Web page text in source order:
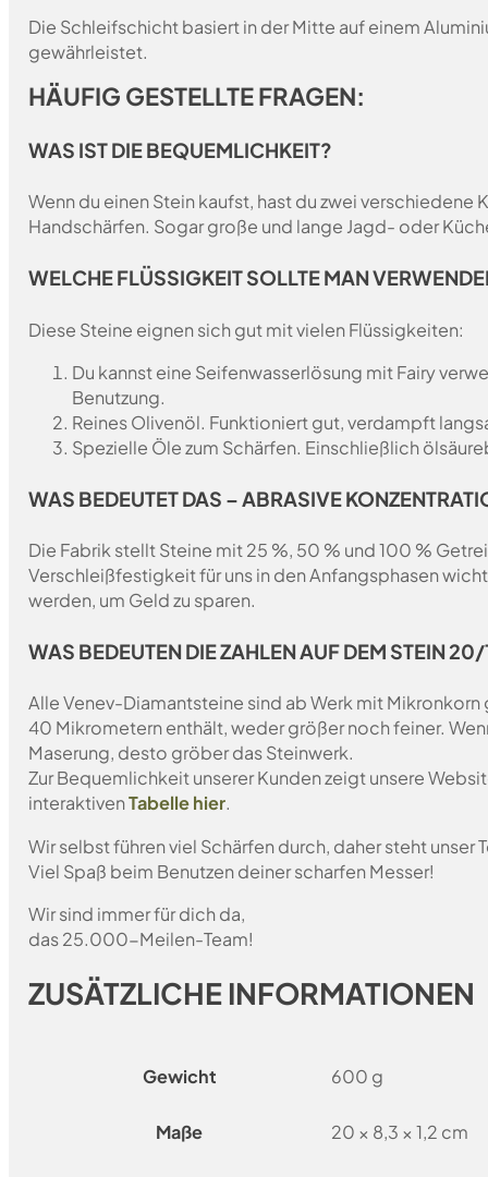
Die Schleifschicht basiert in der Mitte auf einem
gewährleistet.
HÄUFIG GESTELLTE FRAGEN:
WAS IST DIE BEQUEMLICHKEIT?
Wenn du einen Stein kaufst, hast du zwei
Handschärfen. Sogar große und lange Jagd- oder
WELCHE FLÜSSIGKEIT SOLLTE MAN
Diese Steine eignen sich gut mit vielen Flüssigkeiten:
Du kannst eine Seifenwasserlösung mit Fairy
Benutzung.
Reines Olivenöl. Funktioniert gut, verdampft
Spezielle Öle zum Schärfen. Einschließlich
WAS BEDEUTET DAS – ABRASIVE
Die Fabrik stellt Steine mit 25 %, 50 % und 100 %
Verschleißfestigkeit für uns in den Anfangsphasen
werden, um Geld zu sparen.
WAS BEDEUTEN DIE ZAHLEN AUF DEM STEIN
Alle Venev-Diamantsteine sind ab Werk mit
40 Mikrometern enthält, weder größer noch feiner.
Maserung, desto gröber das Steinwerk.
Zur Bequemlichkeit unserer Kunden zeigt unsere
interaktivenTabelle hier.
Wir selbst führen viel Schärfen durch, daher steht
Viel Spaß beim Benutzen deiner scharfen Messer!
Wir sind immer für dich da,
das 25.000-Meilen-Team!
ZUSÄTZLICHE INFORMATIONEN
Gewicht 600 g
Maße 20 × 8,3 × 1,2 cm